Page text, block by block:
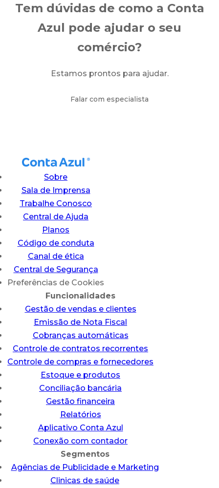
Tem dúvidas de como a Conta
Azul pode ajudar o seu
comércio?
Estamos prontos para ajudar.
Falar com especialista
Sobre
Sala de Imprensa
Trabalhe Conosco
Central de Ajuda
Planos
Código de conduta
Canal de ética
Central de Segurança
Preferências de Cookies
Funcionalidades
Gestão de vendas e clientes
Emissão de Nota Fiscal
Cobranças automáticas
Controle de contratos recorrentes
Controle de compras e fornecedores
Estoque e produtos
Conciliação bancária
Gestão financeira
Relatórios
Aplicativo Conta Azul
Conexão com contador
Segmentos
Agências de Publicidade e Marketing
Clinicas de saúde